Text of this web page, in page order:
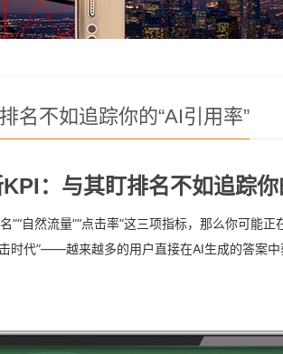
名不如追踪你的“AI引用率”
：与其盯排名不如追踪
”“自然流量”“点击率”这三项指标，那么你可能
时代”——越来越多的用户直接在AI生成的答案